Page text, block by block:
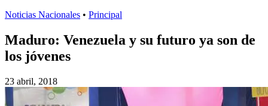
Noticias Nacionales • Principal
Maduro: Venezuela y su futuro ya son de
los jóvenes
23 abril, 2018